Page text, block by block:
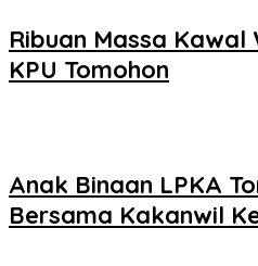
Ribuan Massa
KPU Tomohon
Anak Binaan LPKA
Bersama Kakanwil